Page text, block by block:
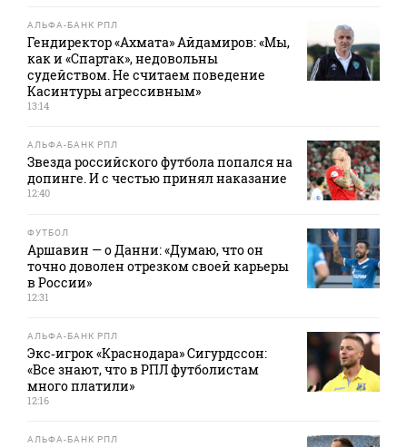
АЛЬФА-БАНК РПЛ
Гендиректор «Ахмата» Айдамиров: «Мы,
как и «Спартак», недовольны
судейством. Не считаем поведение
Касинтуры агрессивным»
13:14
АЛЬФА-БАНК РПЛ
Звезда российского футбола попался на
допинге. И с честью принял наказание
12:40
ФУТБОЛ
Аршавин — о Данни: «Думаю, что он
точно доволен отрезком своей карьеры
в России»
12:31
АЛЬФА-БАНК РПЛ
Экс‑игрок «Краснодара» Сигурдссон:
«Все знают, что в РПЛ футболистам
много платили»
12:16
АЛЬФА-БАНК РПЛ